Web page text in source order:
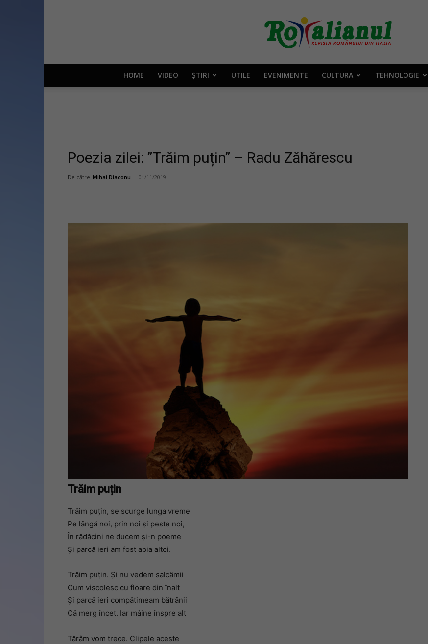
Rotalianul
HOME VIDEO ȘTIRI UTILE EVENIMENTE CULTURĂ TEHNOLOGIE
Poezia zilei: ”Trăim puțin” – Radu Zăhărescu
De către Mihai Diaconu - 01/11/2019
Trăim puțin
Trăim puţin, se scurge lunga vreme
Pe lângă noi, prin noi şi peste noi,
În rădăcini ne ducem şi-n poeme
Şi parcă ieri am fost abia altoi.
Trăim puţin. Şi nu vedem salcâmii
Cum viscolesc cu floare din înalt
Şi parcă ieri compătimeam bătrânii
Că merg încet. Iar mâine înspre alt
Tărâm vom trece. Clipele aceste